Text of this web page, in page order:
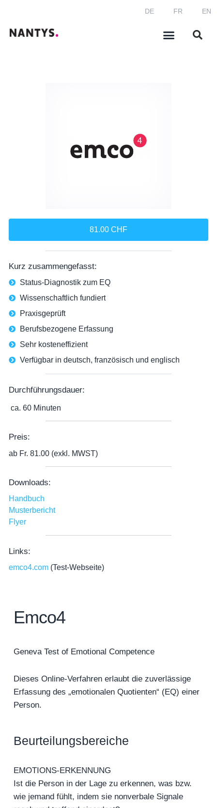
DE FR EN
81.00 CHF
Kurz zusammengefasst:
Status-Diagnostik zum EQ
Wissenschaftlich fundiert
Praxisgeprüft
Berufsbezogene Erfassung
Sehr kosteneffizient
Verfügbar in deutsch, französisch und englisch
Durchführungsdauer:
ca. 60 Minuten
Preis:
ab Fr. 81.00 (exkl. MWST)
Downloads:
Handbuch
Musterbericht
Flyer
Links:
emco4.com (Test-Webseite)
Emco4
Geneva Test of Emotional Competence
Dieses Online-Verfahren erlaubt die zuverlässige
Erfassung des „emotionalen Quotienten“ (EQ) einer
Person.
Beurteilungsbereiche
EMOTIONS-ERKENNUNG
Ist die Person in der Lage zu erkennen, was bzw.
wie jemand fühlt, indem sie nonverbale Signale